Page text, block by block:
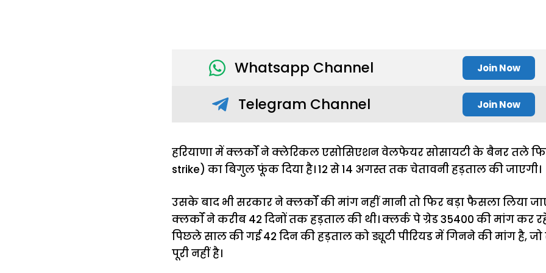
Whatsapp Channel Join Now
Telegram Channel Join Now
हरियाणा में क्लर्कों ने क्लेरिकल एसोसिएशन वेलफेयर सोसायटी के बैनर तले
strike) का बिगुल फूंक दिया है। 12 से 14 अगस्त तक चेतावनी हड़ताल की जाएगी।
उसके बाद भी सरकार ने क्लर्कों की मांग नहीं मानी तो फिर बड़ा फैसला लिया
क्लर्काें ने करीब 42 दिनों तक हड़ताल की थी। क्लर्क पे ग्रेड 35400 की मांग कर
पिछले साल की गई 42 दिन की हड़ताल को ड्यूटी पीरियड में गिनने की मांग है,
पूरी नहीं है।